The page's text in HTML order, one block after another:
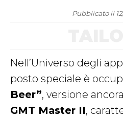
Pubblicato il
Nell’Universo degli
posto speciale è
Beer”, versione
GMT Master II,